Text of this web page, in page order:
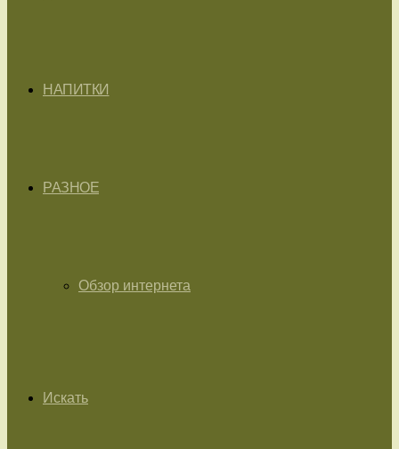
НАПИТКИ
РАЗНОЕ
Обзор интернета
Искать